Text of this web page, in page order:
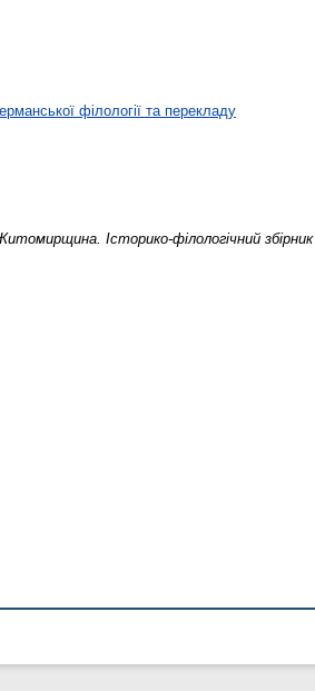
філології та перекладу
Історико-філологічний збірник